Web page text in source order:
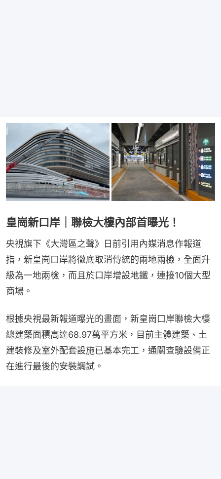
皇崗新口岸｜聯檢大樓內部首曝光！
央視旗下《大灣區之聲》日前引用內媒消息作報道
指，新皇崗口岸將徹底取消傳統的兩地兩檢，全面升
級為一地兩檢，而且於口岸增設地鐵，連接10個大型
商場。
根據央視最新報道曝光的畫面，新皇崗口岸聯檢大樓
總建築面積高達68.97萬平方米，目前主體建築、土
建裝修及室外配套設施已基本完工，通關查驗設備正
在進行最後的安裝調試。